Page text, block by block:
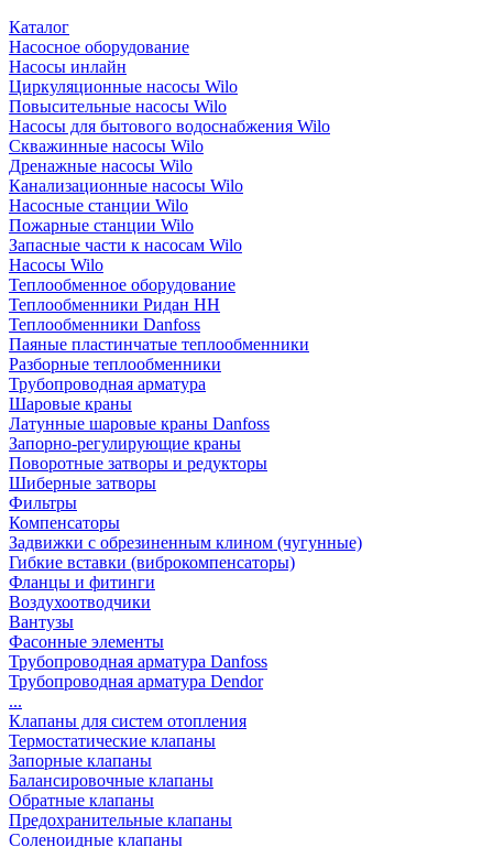
Каталог
Насосное оборудование
Насосы инлайн
Циркуляционные насосы Wilo
Повысительные насосы Wilo
Насосы для бытового водоснабжения Wilo
Скважинные насосы Wilo
Дренажные насосы Wilo
Канализационные насосы Wilo
Насосные станции Wilo
Пожарные станции Wilo
Запасные части к насосам Wilo
Насосы Wilo
Теплообменное оборудование
Теплообменники Ридан НН
Теплообменники Danfoss
Паяные пластинчатые теплообменники
Разборные теплообменники
Трубопроводная арматура
Шаровые краны
Латунные шаровые краны Danfoss
Запорно-регулирующие краны
Поворотные затворы и редукторы
Шиберные затворы
Фильтры
Компенсаторы
Задвижки с обрезиненным клином (чугунные)
Гибкие вставки (виброкомпенсаторы)
Фланцы и фитинги
Воздухоотводчики
Вантузы
Фасонные элементы
Трубопроводная арматура Danfoss
Трубопроводная арматура Dendor
...
Клапаны для систем отопления
Термостатические клапаны
Запорные клапаны
Балансировочные клапаны
Обратные клапаны
Предохранительные клапаны
Соленоидные клапаны